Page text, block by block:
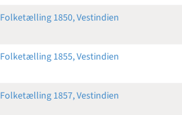
Folketælling 1850, Vestindien
Folketælling 1855, Vestindien
Folketælling 1857, Vestindien